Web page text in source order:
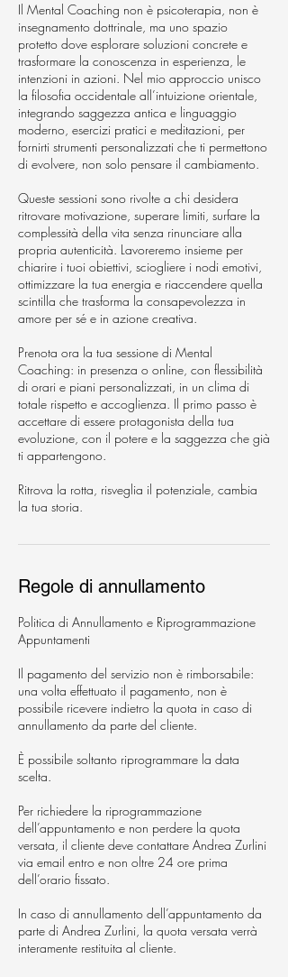
Il Mental Coaching non è psicoterapia, non è
insegnamento dottrinale, ma uno spazio
protetto dove esplorare soluzioni concrete e
trasformare la conoscenza in esperienza, le
intenzioni in azioni. Nel mio approccio unisco
la filosofia occidentale all’intuizione orientale,
integrando saggezza antica e linguaggio
moderno, esercizi pratici e meditazioni, per
fornirti strumenti personalizzati che ti permettono
di evolvere, non solo pensare il cambiamento.
Queste sessioni sono rivolte a chi desidera
ritrovare motivazione, superare limiti, surfare la
complessità della vita senza rinunciare alla
propria autenticità. Lavoreremo insieme per
chiarire i tuoi obiettivi, sciogliere i nodi emotivi,
ottimizzare la tua energia e riaccendere quella
scintilla che trasforma la consapevolezza in
amore per sé e in azione creativa.
Prenota ora la tua sessione di Mental
Coaching: in presenza o online, con flessibilità
di orari e piani personalizzati, in un clima di
totale rispetto e accoglienza. Il primo passo è
accettare di essere protagonista della tua
evoluzione, con il potere e la saggezza che già
ti appartengono.
Ritrova la rotta, risveglia il potenziale, cambia
la tua storia.
Regole di annullamento
Politica di Annullamento e Riprogrammazione
Appuntamenti
Il pagamento del servizio non è rimborsabile:
una volta effettuato il pagamento, non è
possibile ricevere indietro la quota in caso di
annullamento da parte del cliente.
È possibile soltanto riprogrammare la data
scelta.
Per richiedere la riprogrammazione
dell’appuntamento e non perdere la quota
versata, il cliente deve contattare Andrea Zurlini
via email entro e non oltre 24 ore prima
dell’orario fissato.
In caso di annullamento dell’appuntamento da
parte di Andrea Zurlini, la quota versata verrà
interamente restituita al cliente.